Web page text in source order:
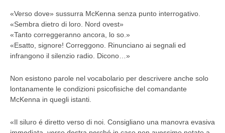
«Verso dove» sussurra McKenna senza punto interrogativo.
«Sembra dietro di loro. Nord ovest»
«Tanto correggeranno ancora, lo so.»
«Esatto, signore! Correggono. Rinunciano ai segnali ed
infrangono il silenzio radio. Dicono…»
Non esistono parole nel vocabolario per descrivere anche solo
lontanamente le condizioni psicofisiche del comandante
McKenna in quegli istanti.
«Il siluro é diretto verso di noi. Consigliano una manovra evasiva